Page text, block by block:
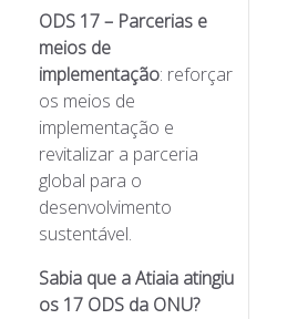
ODS 17 – Parcerias e
meios de
implementação: reforçar
os meios de
implementação e
revitalizar a parceria
global para o
desenvolvimento
sustentável.
Sabia que a Atiaia atingiu
os 17 ODS da ONU?